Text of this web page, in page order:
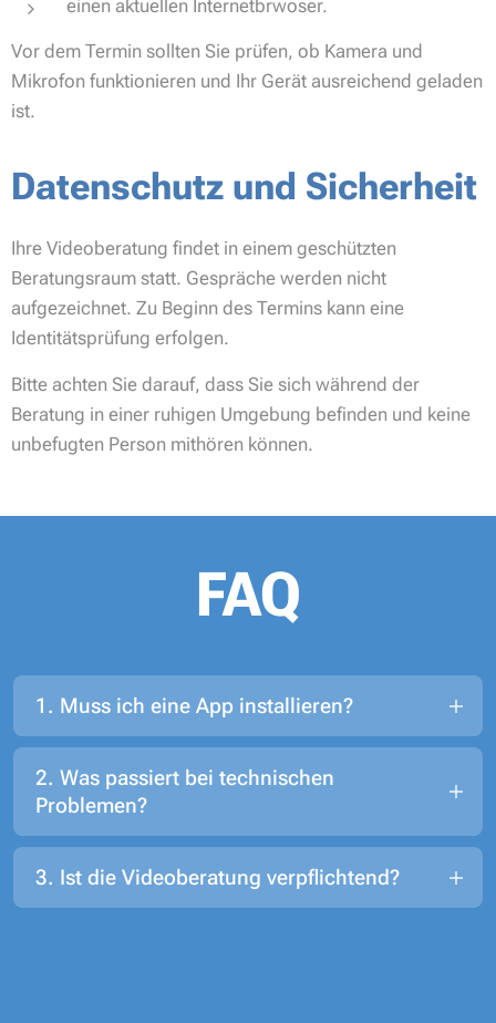
einen aktuellen Internetbrwoser.
Vor dem Termin sollten Sie prüfen, ob Kamera und
Mikrofon funktionieren und Ihr Gerät ausreichend geladen
ist.
Datenschutz und Sicherheit
Ihre Videoberatung findet in einem geschützten
Beratungsraum statt. Gespräche werden nicht
aufgezeichnet. Zu Beginn des Termins kann eine
Identitätsprüfung erfolgen.
Bitte achten Sie darauf, dass Sie sich während der
Beratung in einer ruhigen Umgebung befinden und keine
unbefugten Person mithören können.
FAQ
1. Muss ich eine App installieren?
Internetbrowser.
2. Was passiert bei technischen
Problemen?
Ansprechpartnerin oder Ihr Ansprechpartner Sie
3. Ist die Videoberatung verpflichtend?